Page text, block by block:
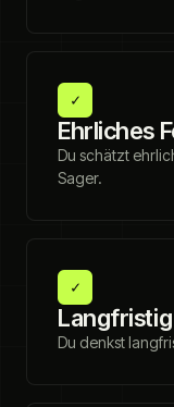
✓
Ehrliches
Du schätzt
Sager.
✓
Du denkst